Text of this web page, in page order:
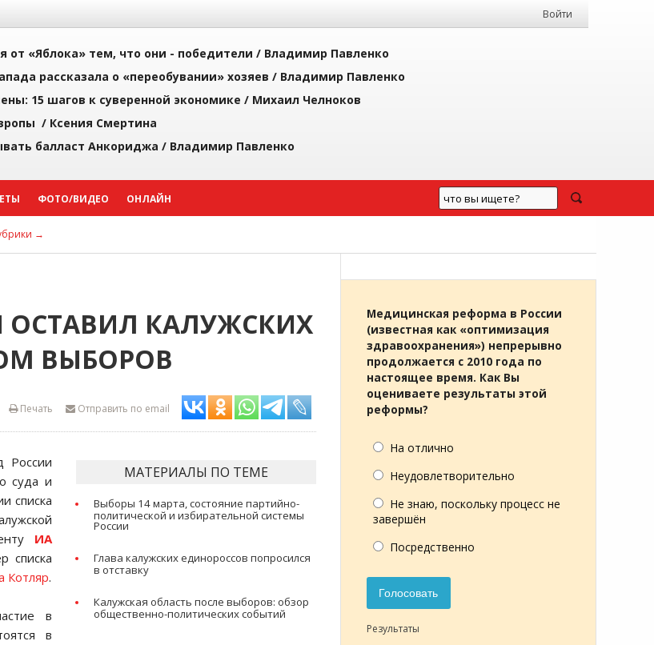
Войти
от «Яблока» тем, что они - победители / Владимир Павленко
рассказала о «переобувании» хозяев / Владимир Павленко
15 шагов к суверенной экономике / Михаил Челноков
/ Ксения Смертина
балласт Анкориджа / Владимир Павленко
ФОТО/ВИДЕО ОНЛАЙН
→
ОСТАВИЛ КАЛУЖСКИХ
ВЫБОРОВ
Отправить по email
Печать
МАТЕРИАЛЫ ПО ТЕМЕ
Выборы 14 марта, состояние партийно-
политической и избирательной системы
России
Глава калужских единороссов попросился
в отставку
Калужская область после выборов: обзор
общественно-политических событий
России
суда и
списка
ИА
списка
Котляр.
в
в
Медицинская реформа в России
(известная как «оптимизация
здравоохранения») непрерывно
продолжается с 2010 года по
настоящее время. Как Вы
оцениваете результаты этой
реформы?
На отлично
Неудовлетворительно
Не знаю, поскольку процесс не
завершён
Посредственно
Голосовать
Результаты